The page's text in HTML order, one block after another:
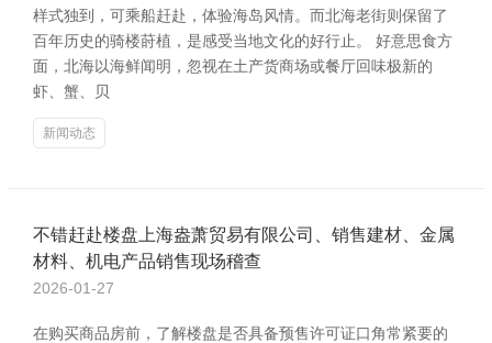
样式独到，可乘船赶赴，体验海岛风情。而北海老街则保留了
百年历史的骑楼莳植，是感受当地文化的好行止。 好意思食方
面，北海以海鲜闻明，忽视在土产货商场或餐厅回味极新的
虾、蟹、贝
新闻动态
不错赶赴楼盘上海盎萧贸易有限公司、销售建材、金属
材料、机电产品销售现场稽查
2026-01-27
在购买商品房前，了解楼盘是否具备预售许可证口角常紧要的